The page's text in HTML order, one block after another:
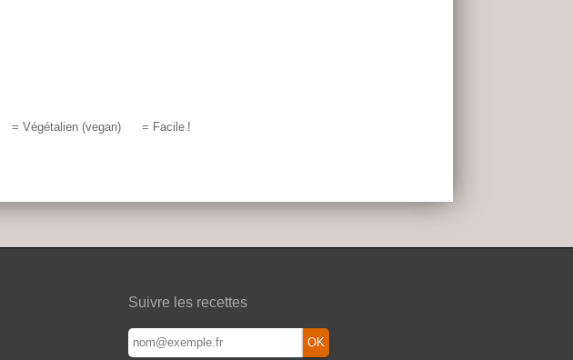
= Végétalien (vegan) = Facile !
Suivre les recettes
OK